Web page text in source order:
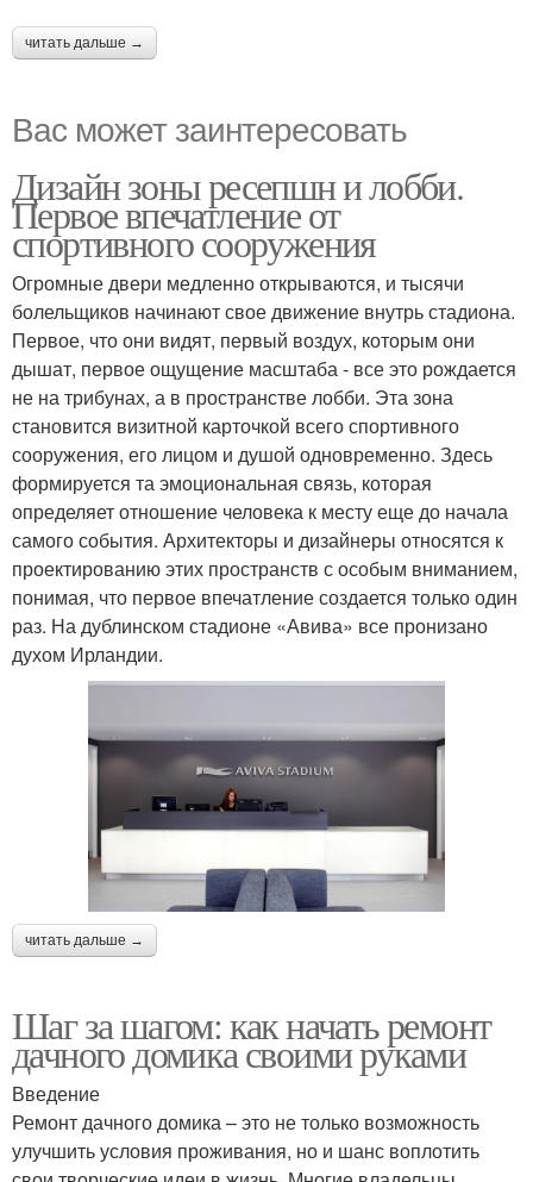
читать дальше →
Вас может заинтересовать
Дизайн зоны ресепшн и лобби.
Первое впечатление от
спортивного сооружения
Огромные двери медленно открываются, и тысячи
болельщиков начинают свое движение внутрь стадиона.
Первое, что они видят, первый воздух, которым они
дышат, первое ощущение масштаба - все это рождается
не на трибунах, а в пространстве лобби. Эта зона
становится визитной карточкой всего спортивного
сооружения, его лицом и душой одновременно. Здесь
формируется та эмоциональная связь, которая
определяет отношение человека к месту еще до начала
самого события. Архитекторы и дизайнеры относятся к
проектированию этих пространств с особым вниманием,
понимая, что первое впечатление создается только один
раз. На дублинском стадионе «Авива» все пронизано
духом Ирландии.
читать дальше →
Шаг за шагом: как начать ремонт
дачного домика своими руками
Введение
Ремонт дачного домика – это не только возможность
улучшить условия проживания, но и шанс воплотить